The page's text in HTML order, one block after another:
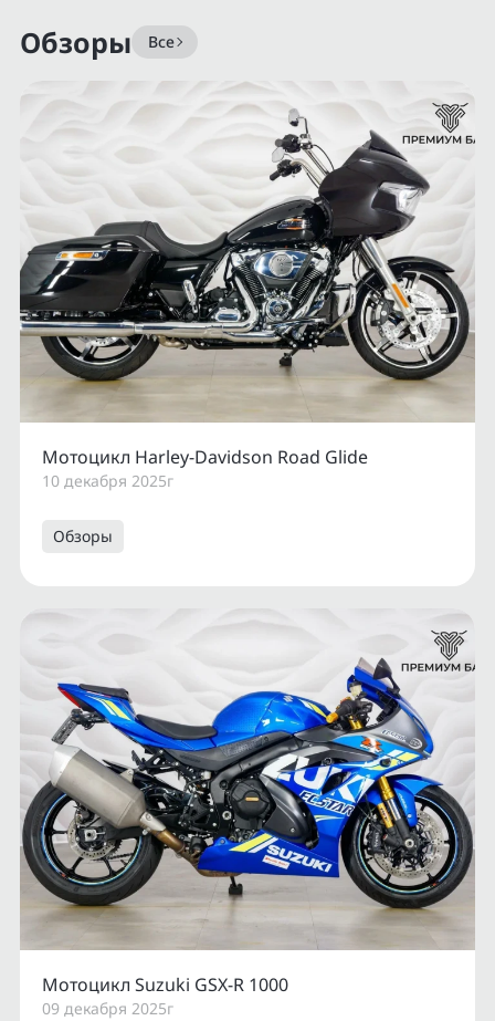
Обзоры Все
Мотоцикл Harley-Davidson Road Glide
10 декабря 2025г
Обзоры
Мотоцикл Suzuki GSX-R 1000
09 декабря 2025г